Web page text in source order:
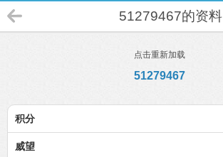
51279467的资料
点击重新加载
51279467
积分
威望